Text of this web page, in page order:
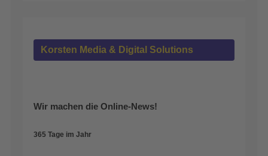
Korsten Media & Digital Solutions
Wir machen die Online-News!
365 Tage im Jahr